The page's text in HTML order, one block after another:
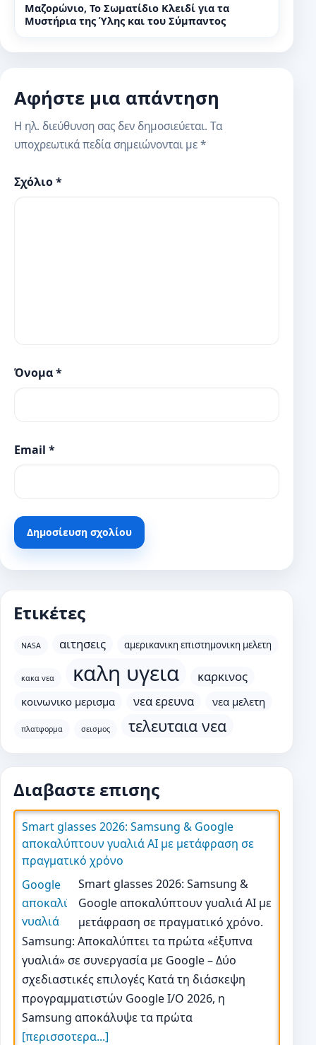
Μαζορώνιο, Το Σωματίδιο Κλειδί για τα
Μυστήρια της Ύλης και του Σύμπαντος
Αφήστε μια απάντηση
Η ηλ. διεύθυνση σας δεν δημοσιεύεται. Τα
υποχρεωτικά πεδία σημειώνονται με*
Σχόλιο*
Όνομα*
Email *
Ετικέτες
NASA αιτησεις αμερικανικη επιστημονικη μελετη
κακα νεα καλη υγεια καρκινος
κοινωνικο μερισμα νεα ερευνα νεα μελετη
πλατφορμα σεισμος τελευταια νεα
Διαβαστε επισης
Smart glasses 2026: Samsung & Google
αποκαλύπτουν γυαλιά AI με μετάφραση σε
πραγματικό χρόνο
Smart glasses 2026: Samsung &
Google αποκαλύπτουν γυαλιά AI με
μετάφραση σε πραγματικό χρόνο.
Samsung: Αποκαλύπτει τα πρώτα «έξυπνα
γυαλιά» σε συνεργασία με Google – Δύο
σχεδιαστικές επιλογές Κατά τη διάσκεψη
προγραμματιστών Google I/O 2026, η
Samsung αποκάλυψε τα πρώτα
[περισσοτερα...]